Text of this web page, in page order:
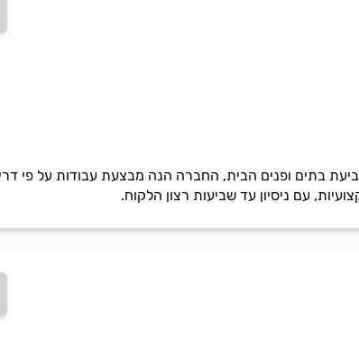
בתים ופנים הבית, החברה הנה מבצעת עבודות על פי
עם ניסיון עד שביעות רצון הלקוח.